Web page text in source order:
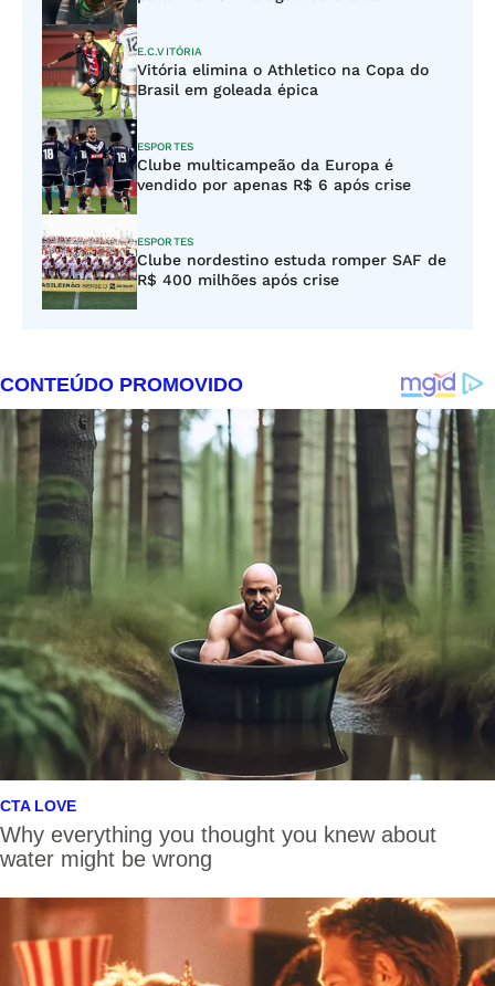
E.C.VITÓRIA
Vitória elimina o Athletico na Copa do
Brasil em goleada épica
ESPORTES
Clube multicampeão da Europa é
vendido por apenas R$ 6 após crise
ESPORTES
Clube nordestino estuda romper SAF de
R$ 400 milhões após crise